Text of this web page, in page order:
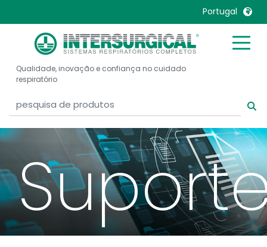
Portugal
United Kingdom
United States
België, Nederlands
Belgique, Français
Canada, English
Canada, Français
China
Colombia
Denmark
Malaysia
Mexico
Nederlands
Norway
Portugal
Russia
Qualidade, inovação e confiança no cuidado
respiratório